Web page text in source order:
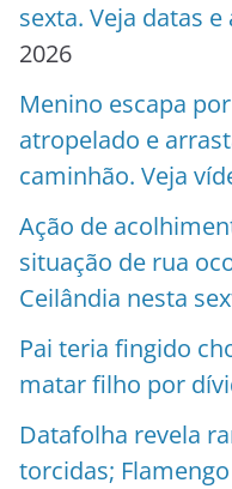
sexta. Veja datas e
2026
Menino escapa
atropelado e
caminhão. Veja
Ação de
situação de rua
Ceilândia nesta
Pai teria fingido
matar filho por
Datafolha revela
torcidas;